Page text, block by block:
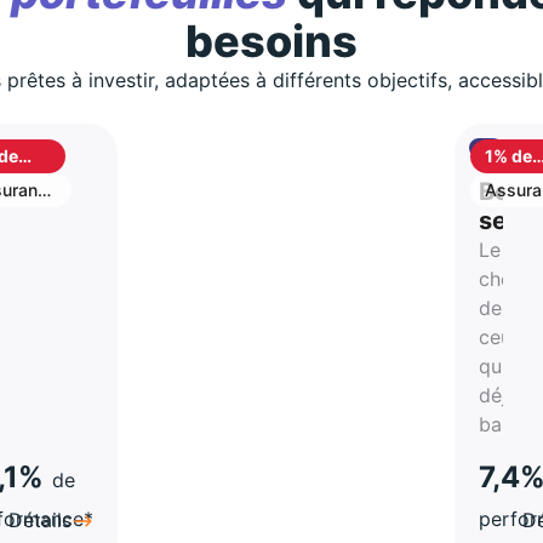
besoins
prêtes à investir, adaptées à différents objectifs,
de
Détails
1% de
vie
Best-
seller
Le
choix
de
ceux
qui ont
déjà
basculé
7,4%